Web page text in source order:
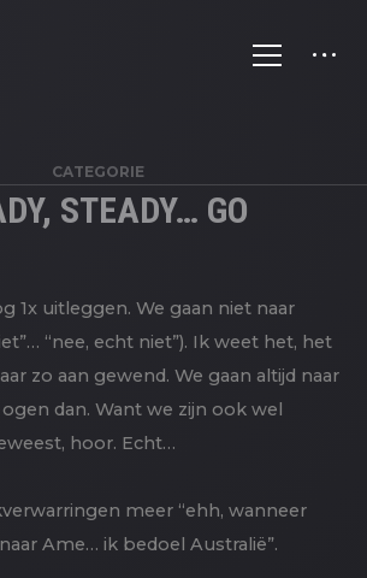
CATEGORIE
STEADY… GO
1x uitleggen. We gaan niet naar
“nee, echt niet”). Ik weet het, het
zo aan gewend. We gaan altijd naar
dan. Want we zijn ook wel
hoor. Echt…
meer “ehh, wanneer
Ame… ik bedoel Australië”.